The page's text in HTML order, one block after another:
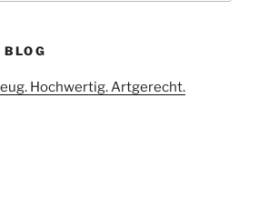
Hochwertig. Artgerecht.